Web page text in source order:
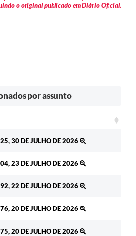
o original publicado em Diário Oficial.
por assunto
30 DE JULHO DE 2026
23 DE JULHO DE 2026
22 DE JULHO DE 2026
20 DE JULHO DE 2026
20 DE JULHO DE 2026